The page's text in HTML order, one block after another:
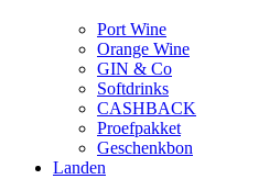
Port Wine
Orange Wine
GIN & Co
Softdrinks
CASHBACK
Proefpakket
Geschenkbon
Landen